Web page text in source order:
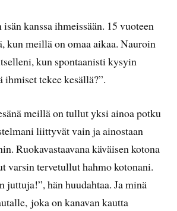
kanssa ihmeissään. 15 vuoteen
kun meillä on omaa aikaa. Nauroin
kun spontaanisti kysyin
tekee kesällä?”.
meillä on tullut yksi ainoa potku
liittyvät vain ja ainostaan
Ruokavastaavana käväisen kotona
varsin tervetullut hahmo kotonani.
juttuja!”, hän huudahtaa. Ja minä
joka on kanavan kautta